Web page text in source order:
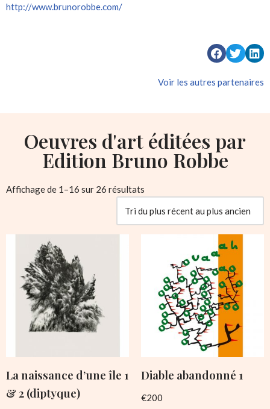
http://www.brunorobbe.com/
Voir les autres partenaires
Oeuvres d'art éditées par
Edition Bruno Robbe
Affichage de 1–16 sur 26 résultats
La naissance d’une île 1
& 2 (diptyque)
Diable abandonné 1
€200